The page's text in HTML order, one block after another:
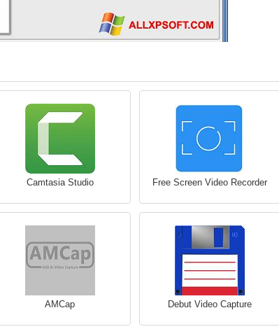
Camtasia Studio Free Screen Video Recorder
AMCap Debut Video Capture